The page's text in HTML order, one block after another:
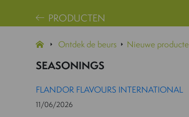
PRODUCTEN
Ontdek de beurs Nieuwe
SEASONINGS
FLANDOR FLAVOURS INTERNATIONAL
11/06/2026